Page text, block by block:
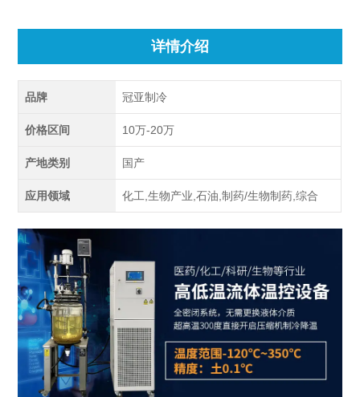
详情介绍
品牌 冠亚制冷
价格区间 10万-20万
产地类别 国产
应用领域 化工,生物产业,石油,制药/生物制药,综合